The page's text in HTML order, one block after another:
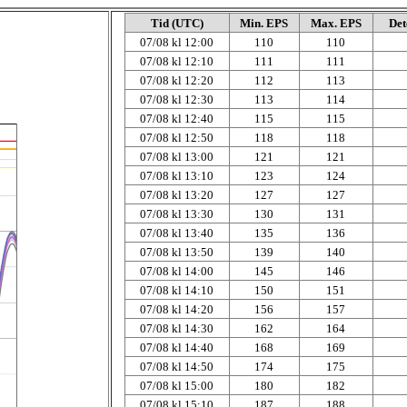
Tid (UTC) Min. EPS Max. EPS
07/08 kl 12:00
110
110
07/08 kl 12:10
111
111
07/08 kl 12:20
112
113
07/08 kl 12:30
113
114
07/08 kl 12:40
115
115
07/08 kl 12:50
118
118
07/08 kl 13:00
121
121
07/08 kl 13:10
123
124
07/08 kl 13:20
127
127
07/08 kl 13:30
130
131
07/08 kl 13:40
135
136
07/08 kl 13:50
139
140
07/08 kl 14:00
145
146
07/08 kl 14:10
150
151
07/08 kl 14:20
156
157
07/08 kl 14:30
162
164
07/08 kl 14:40
168
169
07/08 kl 14:50
174
175
07/08 kl 15:00
180
182